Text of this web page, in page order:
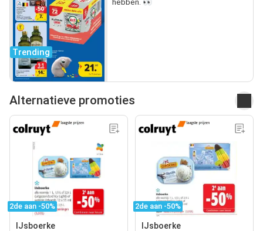
Trending
hebben. 👀
Alternatieve promoties
2de aan -50%
IJsboerke
2de aan -50%
IJsboerke